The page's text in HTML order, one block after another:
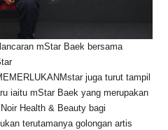
mStar Baek bersama
juga turut tampil
iaitu mStar Baek yang merupakan
Health & Beauty bagi
terutamanya golongan artis